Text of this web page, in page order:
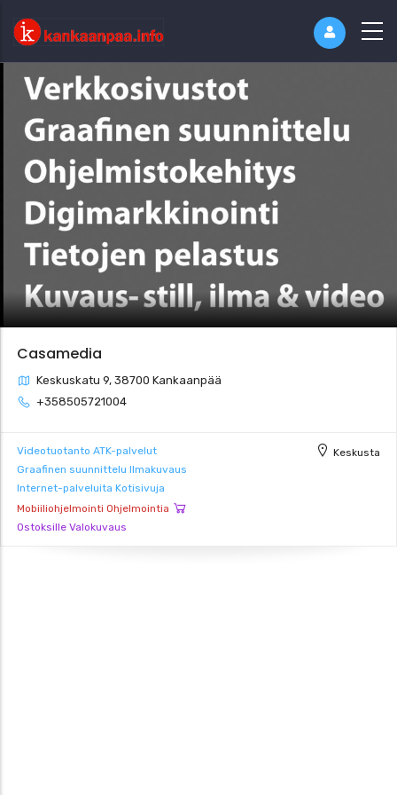
Casamedia
Keskuskatu 9, 38700 Kankaanpää
+358505721004
Videotuotanto ATK-palvelut
Graafinen suunnittelu Ilmakuvaus
Internet-palveluita Kotisivuja
Mobiiliohjelmointi Ohjelmointia
Ostoksille Valokuvaus
Keskusta